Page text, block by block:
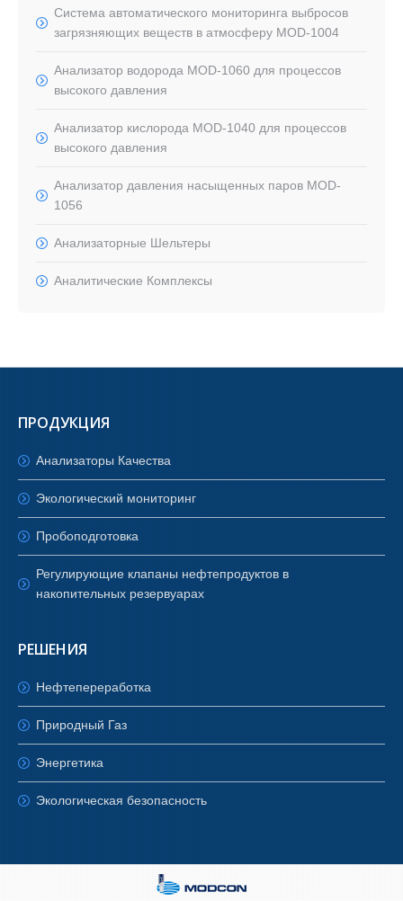
Система автоматического мониторинга выбросов
загрязняющих веществ в атмосферу MOD-1004
Анализатор водорода MOD-1060 для процессов
высокого давления
Aнализатор кислорода MOD-1040 для процессов
высокого давления
Aнализатор давления насыщенных паров MOD-
1056
Анализаторные Шельтеры
Аналитические Комплексы
ПРОДУКЦИЯ
Анализаторы Качества
Экологический мониторинг
Пробоподготовка
Регулирующие клапаны нефтепродуктов в
накопительных резервуарах
РЕШЕНИЯ
Нефтепереработка
Природный Газ
Энергетика
Экологическая безопасность